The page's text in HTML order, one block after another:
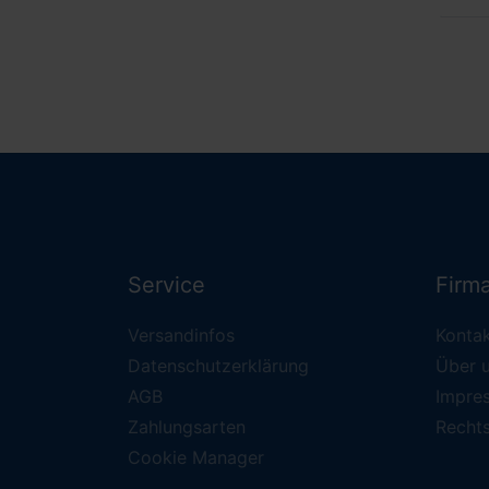
Service
Versandinfos
Datenschutzerklärung
AGB
Zahlungsarten
Cookie Manager
Über